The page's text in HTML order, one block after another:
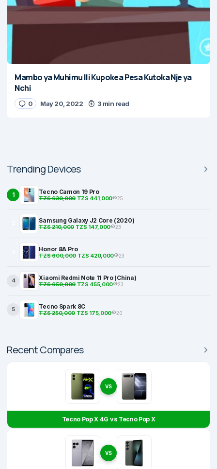
Mambo ya Muhimu Ili Kupokea Pesa Kutoka Nje ya
Nchi
0 May 20, 2022 3 min read
Trending Devices
1 Tecno Camon 19 Pro
TZS 630,000TZS 441,000 25
Samsung Galaxy J2 Core (2020)
TZS 210,000TZS 147,000 23
Honor 8A Pro
TZS 600,000TZS 420,000 23
4 Xiaomi Redmi Note 11 Pro (China)
TZS 650,000TZS 455,000 23
5 Tecno Spark 8C
TZS 250,000TZS 175,000 20
Recent Compares
VS
Tecno Pop X 4G vs Tecno Pop X
VS